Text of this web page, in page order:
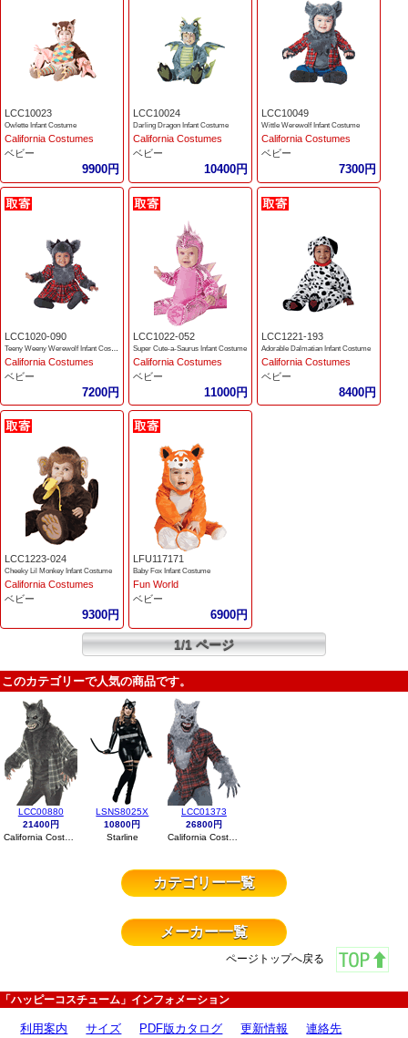
LCC10023
Owlette Infant Costume
California Costumes
ベビー
9900円
LCC10024
Darling Dragon Infant Costume
California Costumes
ベビー
10400円
LCC10049
Wittle Werewolf Infant Costume
California Costumes
ベビー
7300円
LCC1020-090
California Costumes
ベビー
7200円
LCC1022-052
Super Cute-a-Saurus Infant Costume
California Costumes
ベビー
11000円
LCC1221-193
Adorable Dalmatian Infant Costume
California Costumes
ベビー
8400円
LCC1223-024
Cheeky Lil Monkey Infant Costume
California Costumes
ベビー
9300円
LFU117171
Baby Fox Infant Costume
Fun World
ベビー
6900円
1/1 ページ
このカテゴリーで人気の商品です。
LCC00880
21400円
LSNS8025X
10800円
Starline
LCC01373
26800円
California Costumes
カテゴリー一覧
メーカー一覧
ページトップへ戻る
「ハッピーコスチューム」インフォメーション
利用案内 サイズ PDF版カタログ 更新情報 連絡先